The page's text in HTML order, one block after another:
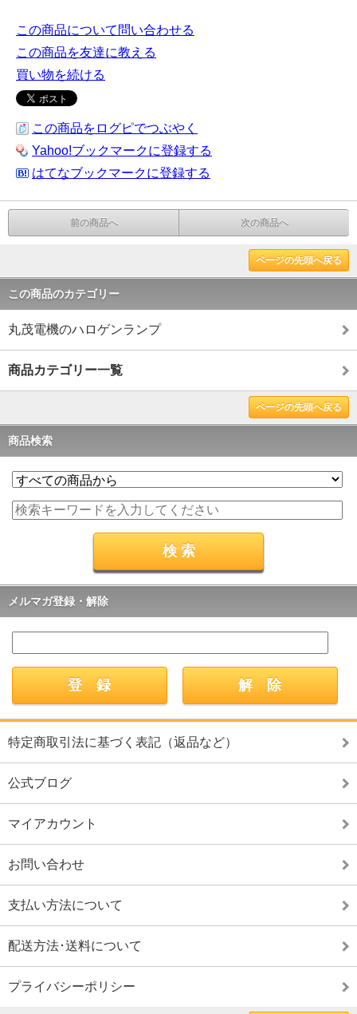
この商品について問い合わせる
この商品を友達に教える
買い物を続ける
この商品をログピでつぶやく
Yahoo!ブックマークに登録する
はてなブックマークに登録する
前の商品へ 次の商品へ
ページの先頭へ戻る
この商品のカテゴリー
丸茂電機のハロゲンランプ
商品カテゴリー一覧
ページの先頭へ戻る
商品検索
メルマガ登録・解除
特定商取引法に基づく表記（返品など）
公式ブログ
マイアカウント
お問い合わせ
支払い方法について
配送方法･送料について
プライバシーポリシー